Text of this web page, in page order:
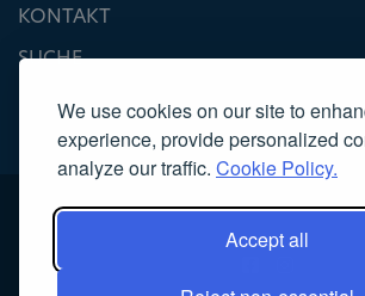
We use cookies on our site to
experience, provide personalized
analyze our traffic. Cookie Policy.
Accept all
KONTAKT
SUCHE